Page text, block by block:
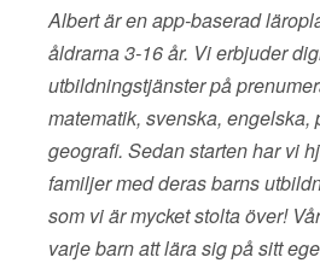
Albert är en app-baserad
åldrarna 3-16 år. Vi erbjuder
utbildningstjänster på
matematik, svenska, engelska,
geografi. Sedan starten har vi
familjer med deras barns
som vi är mycket stolta över!
varje barn att lära sig på sitt